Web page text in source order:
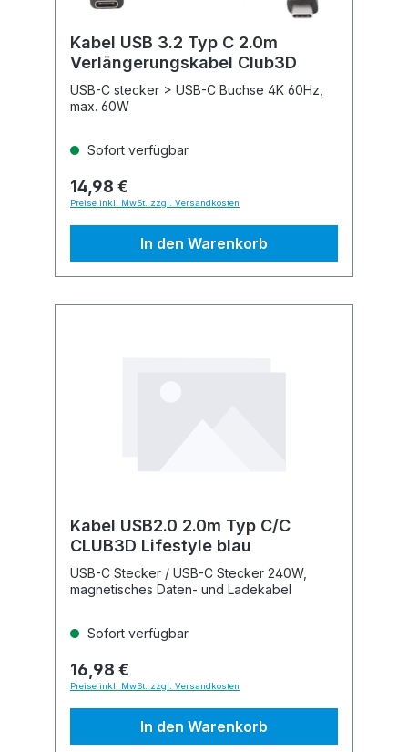
Kabel USB 3.2 Typ C 2.0m
Verlängerungskabel Club3D
USB-C stecker > USB-C Buchse 4K 60Hz,
max. 60W
Sofort verfügbar
14,98 €
Preise inkl. MwSt. zzgl. Versandkosten
In den Warenkorb
Kabel USB2.0 2.0m Typ C/C
CLUB3D Lifestyle blau
USB-C Stecker / USB-C Stecker 240W,
magnetisches Daten- und Ladekabel
Sofort verfügbar
16,98 €
Preise inkl. MwSt. zzgl. Versandkosten
In den Warenkorb